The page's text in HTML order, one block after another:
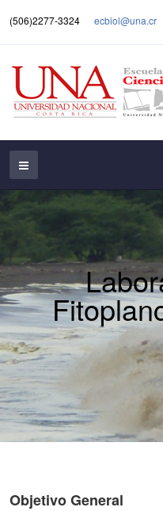
(506)2277-3324 ecbiol@una.cr
Objetivo General